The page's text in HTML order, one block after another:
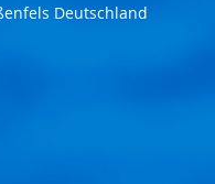
Deutschland